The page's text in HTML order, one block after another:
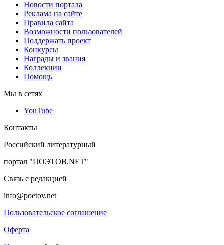
Новости портала
Реклама на сайте
Правила сайта
Возможности пользователей
Поддержать проект
Конкурсы
Награды и звания
Коллекции
Помощь
Мы в сетях
YouTube
Контакты
Российский литературный
портал "ПОЭТОВ.NET"
Связь с редакцией
info@poetov.net
Пользовательское соглашение
Оферта